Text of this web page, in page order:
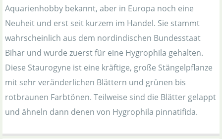
Aquarienhobby bekannt, aber in Europa noch eine
Neuheit und erst seit kurzem im Handel. Sie stammt
wahrscheinlich aus dem nordindischen Bundesstaat
Bihar und wurde zuerst für eine Hygrophila gehalten.
Diese Staurogyne ist eine kräftige, große Stängelpflanze
mit sehr veränderlichen Blättern und grünen bis
rotbraunen Farbtönen. Teilweise sind die Blätter gelappt
und ähneln dann denen von Hygrophila pinnatifida.